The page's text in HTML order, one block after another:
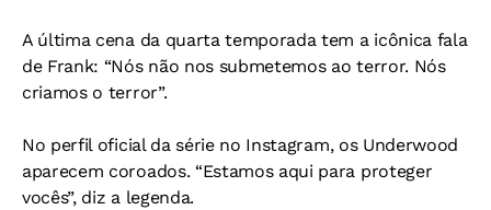
A última cena da quarta temporada tem a icônica fala
de Frank: “Nós não nos submetemos ao terror. Nós
criamos o terror”.
No perfil oficial da série no Instagram, os Underwood
aparecem coroados. “Estamos aqui para proteger
vocês”, diz a legenda.